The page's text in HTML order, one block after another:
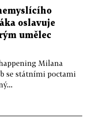
oslavuje
umělec
Milana
se státními poctami